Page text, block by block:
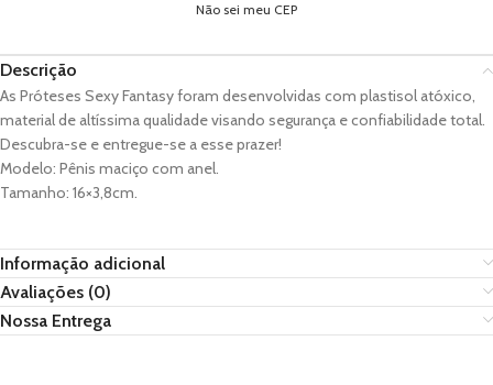
Não sei meu CEP
Descrição
As Próteses Sexy Fantasy foram desenvolvidas com plastisol atóxico,
material de altíssima qualidade visando segurança e confiabilidade total.
Descubra-se e entregue-se a esse prazer!
Modelo: Pênis maciço com anel.
Tamanho: 16×3,8cm.
Informação adicional
Avaliações (0)
Nossa Entrega